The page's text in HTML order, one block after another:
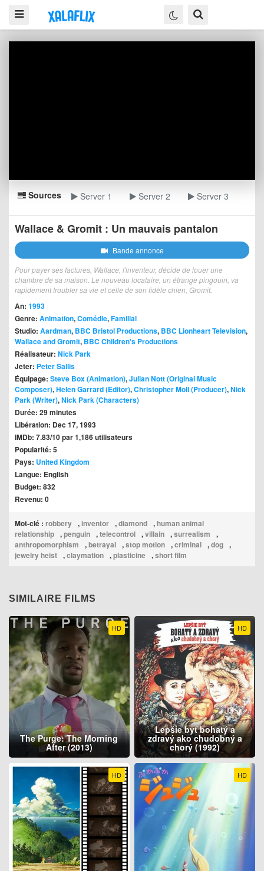
Sources Server 1 Server 2 Server 3
Wallace & Gromit : Un mauvais pantalon
Bande annonce
Pour payer ses factures, Wallace, l'inventeur, décide de louer une
chambre de sa maison. Le nouveau locataire, un étrange pingouin, va
rapidement troubler sa vie et celle de son fidèle chien, Gromit.
An: 1993
Genre: Animation,Comédie,Familial
Studio: Aardman, BBC Bristol Productions, BBC Lionheart Television,
Wallace and Gromit, BBC Children's Productions
Réalisateur: Nick Park
Jeter: Peter Sallis
Équipage: Steve Box (Animation),Julian Nott (Original Music
Composer),Helen Garrard (Editor),Christopher Moll (Producer),Nick
Park (Writer),Nick Park (Characters)
Durée: 29 minutes
Libération: Dec 17, 1993
IMDb: 7.83/10 par 1,186 utilisateurs
Popularité: 5
Pays: United Kingdom
Langue: English
Budget: 832
Revenu: 0
Mot-clé : robbery , inventor ,diamond , human animal
relationship ,penguin ,telecontrol ,villain ,surrealism
,
anthropomorphism
,betrayal ,stop motion ,criminal ,dog ,
jewelry heist ,claymation ,plasticine ,short film
SIMILAIRE FILMS
HD
The Purge: The Morning
After (2013)
HD
Lepšie byť bohatý a
zdravý ako chudobný a
chorý (1992)
HD HD